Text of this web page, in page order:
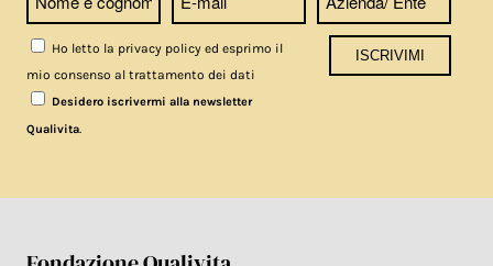
Ho letto la privacy policy ed esprimo il
mio consenso al trattamento dei dati
Desidero iscrivermi alla newsletter
Qualivita.